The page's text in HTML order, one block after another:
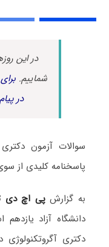
در این
شماییم.
در
پاسخنامه کلیدی از
به گزارشپی اچ دی
دکتری